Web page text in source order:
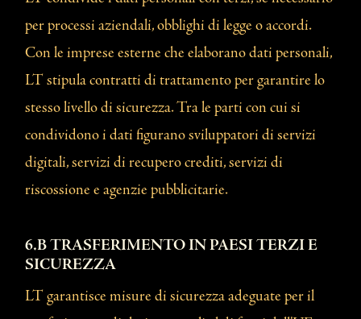
per processi aziendali, obblighi di legge o accordi.
Con le imprese esterne che elaborano dati personali,
LT stipula contratti di trattamento per garantire lo
stesso livello di sicurezza. Tra le parti con cui si
condividono i dati figurano sviluppatori di servizi
digitali, servizi di recupero crediti, servizi di
riscossione e agenzie pubblicitarie.
6.B TRASFERIMENTO IN PAESI TERZI E
SICUREZZA
LT garantisce misure di sicurezza adeguate per il